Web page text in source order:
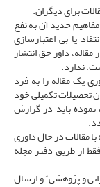
برای دیگران.
مفاهیم جدید آن به نفع
یا بی اعتبارسازی
داور حق انتشار
ندارد.
یک مقاله را به فرد
تحصیلات تکمیلی خود
باید در گزارش
مقالات در حال داوری
از طریق دفتر مجله
و پژوهشی“ و ارسال